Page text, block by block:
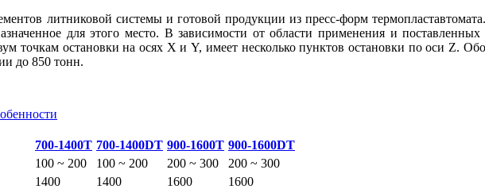
литниковой системы и готовой продукции из пресс-форм
для этого место. В зависимости от области применения и
точкам остановки на осях X и Y, имеет несколько пунктов остановки по оси Z.
до 850 тонн.
700-1400T 700-1400DT 900-1600T 900-1600DT
100 ~ 200 100 ~ 200 200 ~ 300
200 ~ 300
1400 1400 1600
1600